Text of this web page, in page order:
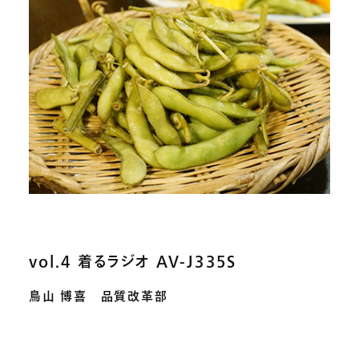
vol.4 着るラジオ AV-J335S
鳥山 博喜 品質改革部